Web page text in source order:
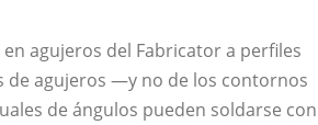
agujeros del Fabricator a perfiles
de agujeros —y no de los contornos
de ángulos pueden soldarse con